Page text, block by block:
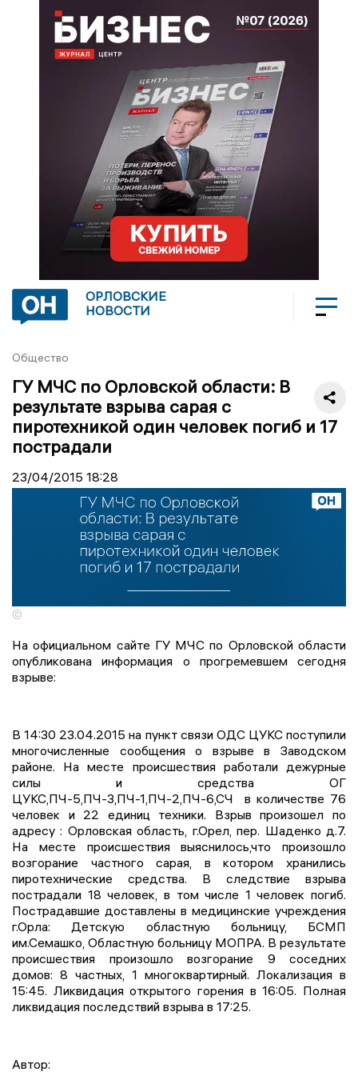
ОРЛОВСКИЕ
НОВОСТИ
Общество
ГУ МЧС по Орловской области: В
результате взрыва сарая с
пиротехникой один человек погиб и 17
пострадали
23/04/2015 18:28
©
На официальном сайте ГУ МЧС по Орловской области
опубликована информация о прогремевшем сегодня
взрыве:
В 14:30 23.04.2015 на пункт связи ОДС ЦУКС поступили
многочисленные сообщения о взрыве в Заводском
районе. На месте происшествия работали дежурные
силы и средства ОГ
ЦУКС,ПЧ-5,ПЧ-3,ПЧ-1,ПЧ-2,ПЧ-6,СЧ в количестве 76
человек и 22 единиц техники. Взрыв произошел по
адресу : Орловская область, г.Орел, пер. Шаденко д.7.
На месте происшествия выяснилось,что произошло
возгорание частного сарая, в котором хранились
пиротехнические средства. В следствие взрыва
пострадали 18 человек, в том числе 1 человек погиб.
Пострадавшие доставлены в медицинские учреждения
г.Орла: Детскую областную больницу, БСМП
им.Семашко, Областную больницу МОПРА. В результате
происшествия произошло возгорание 9 соседних
домов: 8 частных, 1 многоквартирный. Локализация в
15:45. Ликвидация открытого горения в 16:05. Полная
ликвидация последствий взрыва в 17:25.
Автор: